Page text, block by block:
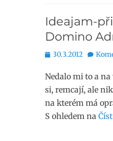
Ideajam-
Domino
Publikováno
30.3.2012
Nedalo mi to a
si, remcají, ale
na kterém má
S ohledem na